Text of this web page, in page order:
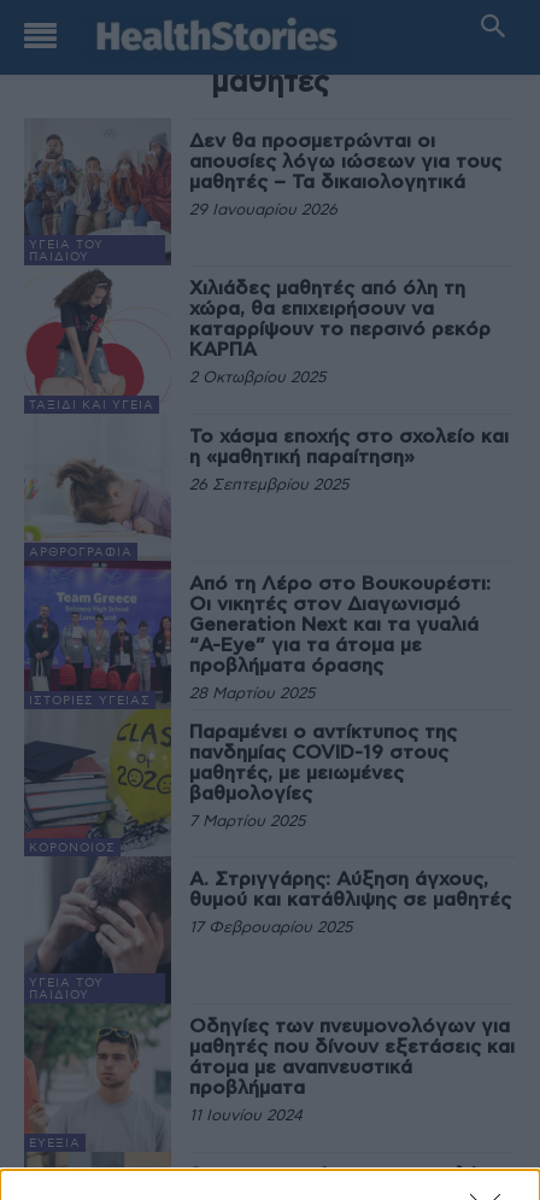
TAG
μαθητές
ΥΓΕΊΑ ΤΟΥ
ΠΑΙΔΙΟΎ
Δεν θα προσμετρώνται οι
απουσίες λόγω ιώσεων για τους
μαθητές – Τα δικαιολογητικά
29 Ιανουαρίου 2026
ΤΑΞΊΔΙ ΚΑΙ ΥΓΕΊΑ
Χιλιάδες μαθητές από όλη τη
χώρα, θα επιχειρήσουν να
καταρρίψουν το περσινό ρεκόρ
ΚΑΡΠΑ
2 Οκτωβρίου 2025
ΑΡΘΡΟΓΡΑΦΊΑ
Το χάσμα εποχής στο σχολείο και
η «μαθητική παραίτηση»
26 Σεπτεμβρίου 2025
ΙΣΤΟΡΊΕΣ ΥΓΕΊΑΣ
Από τη Λέρο στο Βουκουρέστι:
Οι νικητές στον Διαγωνισμό
Generation Next και τα γυαλιά
“A-Eye” για τα άτομα με
προβλήματα όρασης
28 Μαρτίου 2025
ΚΟΡΟΝΟΙΌΣ
Παραμένει ο αντίκτυπος της
πανδημίας COVID-19 στους
μαθητές, με μειωμένες
βαθμολογίες
7 Μαρτίου 2025
ΥΓΕΊΑ ΤΟΥ
ΠΑΙΔΙΟΎ
Α. Στριγγάρης: Αύξηση άγχους,
θυμού και κατάθλιψης σε μαθητές
17 Φεβρουαρίου 2025
ΕΥΕΞΊΑ
Οδηγίες των πνευμονολόγων για
μαθητές που δίνουν εξετάσεις και
άτομα με αναπνευστικά
προβλήματα
11 Ιουνίου 2024
8 σνακ για ενέργεια και υψηλές